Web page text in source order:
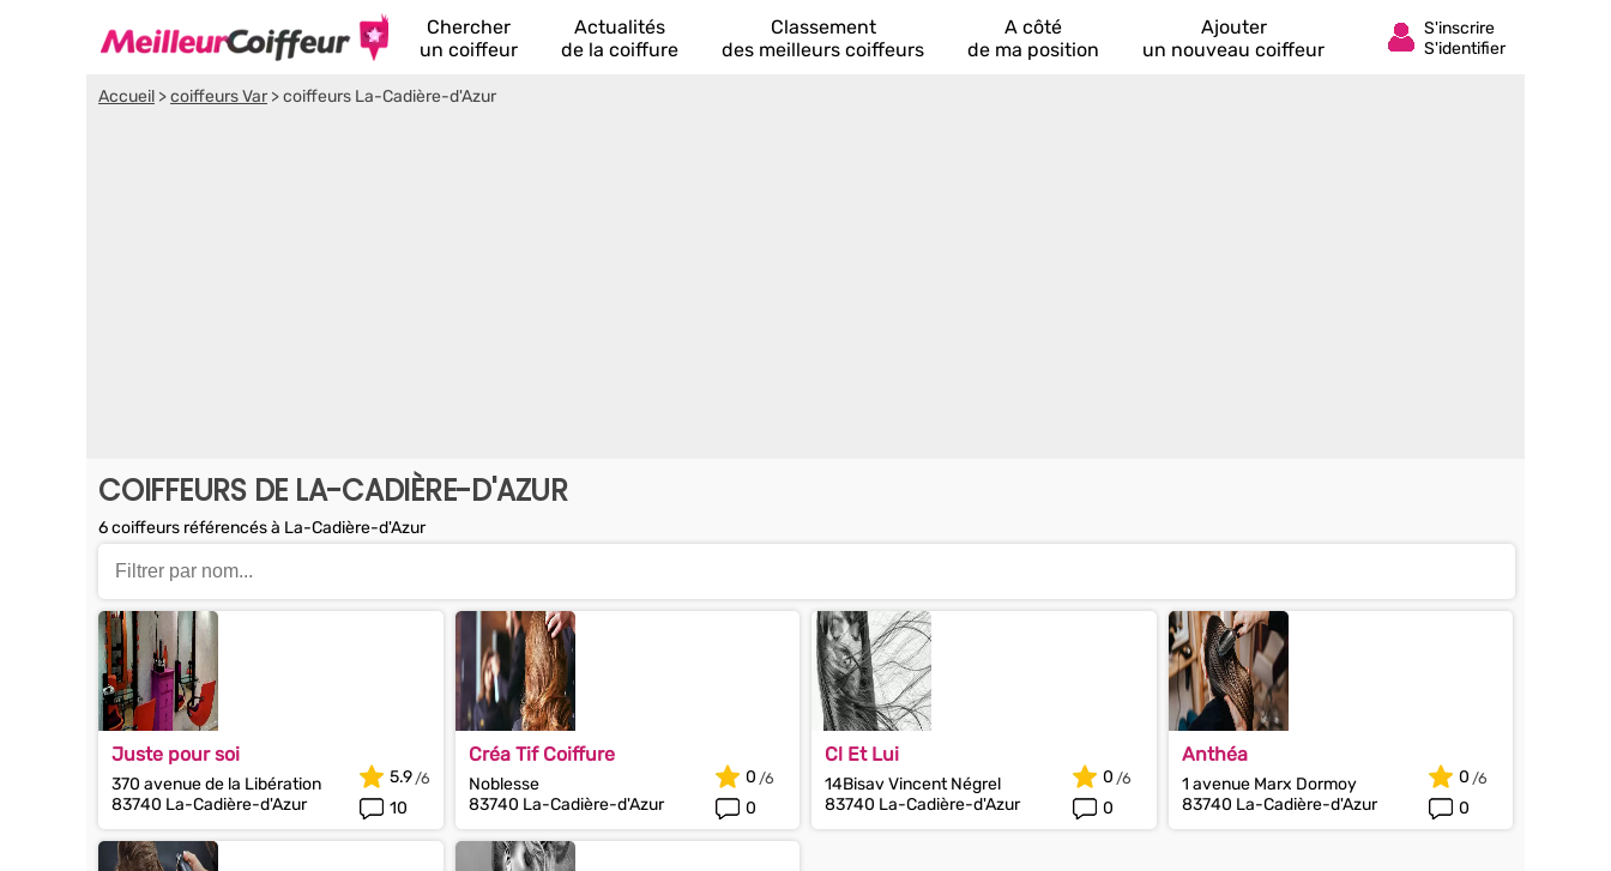
Chercher
un coiffeur
Actualités
de la coiffure
Classement
des meilleurs coiffeurs
A côté
de ma position
Ajouter
un nouveau coiffeur
Accueil >coiffeurs Var >coiffeurs La-Cadière-d'Azur
COIFFEURS DE LA-CADIÈRE-D'AZUR
6 coiffeurs référencés à La-Cadière-d'Azur
Juste pour soi
370 avenue de la Libération
83740 La-Cadière-d'Azur
10
5.9
Créa Tif Coiffure
Noblesse
83740 La-Cadière-d'Azur
0
0
Cl Et Lui
14Bisav Vincent Négrel
83740 La-Cadière-d'Azur
0
0
Anthéa
1 avenue Marx Dormoy
83740 La-Cadière-d'Azur
0
0